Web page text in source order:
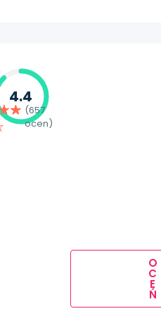
4.4
(657
ocen)
O
C
E
Ń